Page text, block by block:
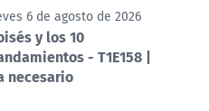
6 de agosto de 2026
y los 10
- T1E158 |
necesario